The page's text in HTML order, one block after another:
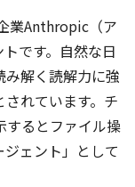
業Anthropic（ア
です。自然な日
解く読解力に強
れています。チ
するとファイル操
ェント」として